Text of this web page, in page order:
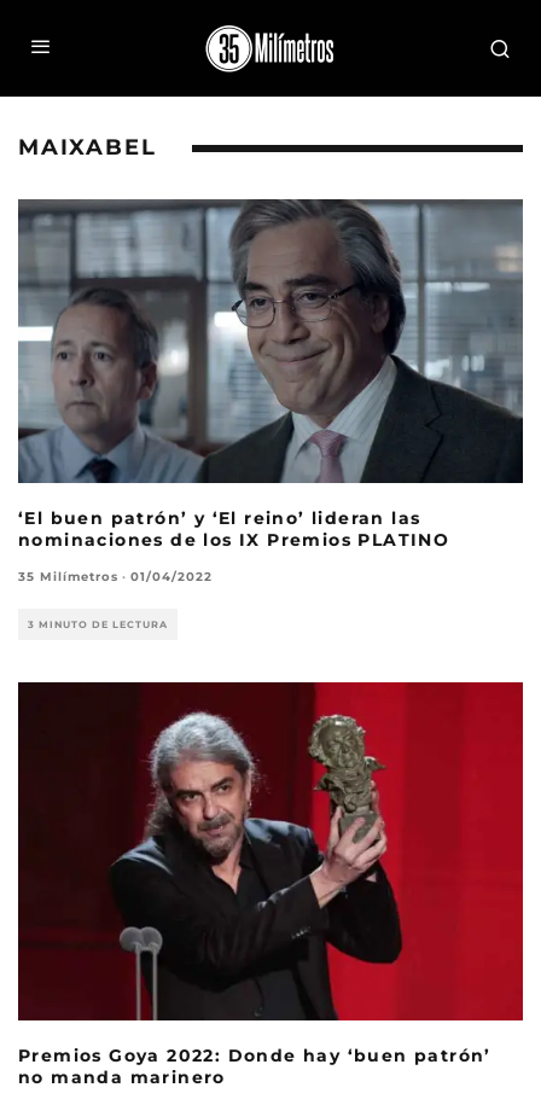
MAIXABEL
‘El buen patrón’ y ‘El reino’ lideran las
nominaciones de los IX Premios PLATINO
35 Milímetros · 01/04/2022
3 MINUTO DE LECTURA
Premios Goya 2022: Donde hay ‘buen patrón’
no manda marinero